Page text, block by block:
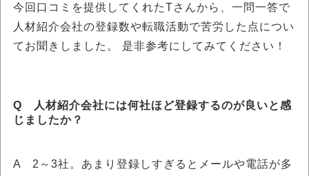
今回口コミを提供してくれたTさんから、一問一答で
人材紹介会社の登録数や転職活動で苦労した点につい
てお聞きしました。 是非参考にしてみてください！
Q 人材紹介会社には何社ほど登録するのが良いと感
じましたか？
A 2～3社。あまり登録しすぎるとメールや電話が多